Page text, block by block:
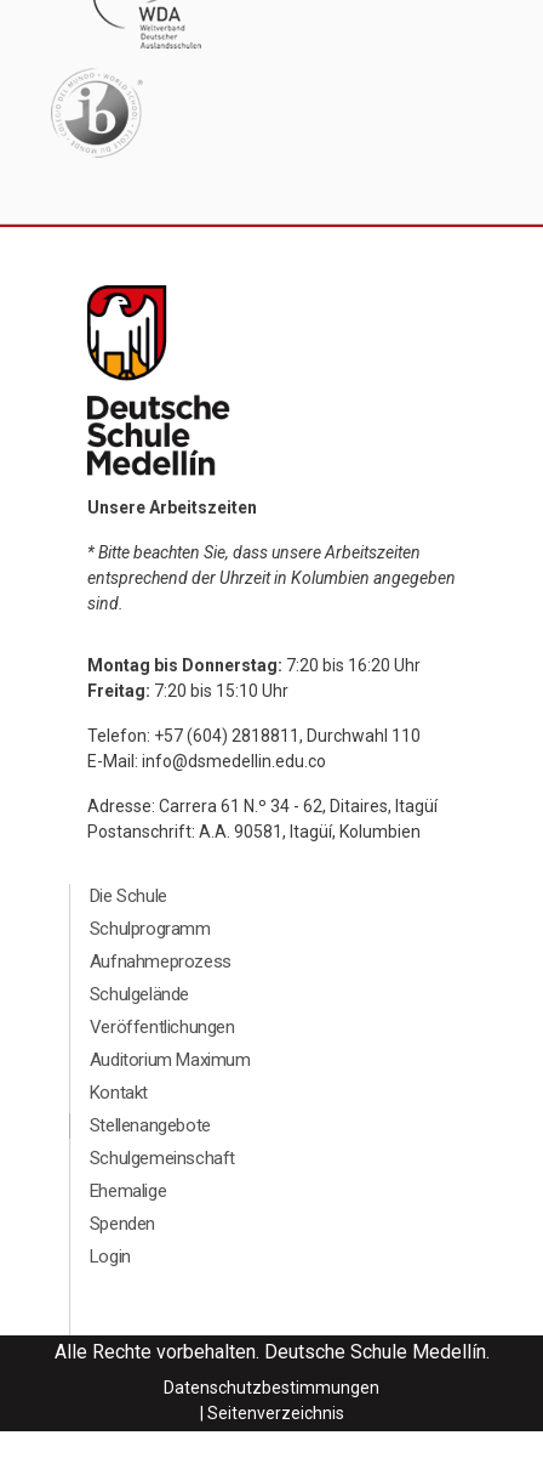
Unsere Arbeitszeiten
* Bitte beachten Sie, dass unsere Arbeitszeiten
entsprechend der Uhrzeit in Kolumbien angegeben
sind.
Montag bis Donnerstag: 7:20 bis 16:20 Uhr
Freitag: 7:20 bis 15:10 Uhr
Telefon: +57 (604) 2818811, Durchwahl 110
E-Mail: info@dsmedellin.edu.co
Adresse: Carrera 61 N.º 34 - 62, Ditaires, Itagüí
Postanschrift: A.A. 90581, Itagüí, Kolumbien
Menú Principal Footer Aleman
Die Schule
Schulprogramm
Aufnahmeprozess
Schulgelände
Veröffentlichungen
Auditorium Maximum
Kontakt
Menú segundario Footer Aleman
Stellenangebote
Schulgemeinschaft
Ehemalige
Spenden
Login
Alle Rechte vorbehalten. Deutsche Schule Medellín.
Datenschutzbestimmungen
| Seitenverzeichnis